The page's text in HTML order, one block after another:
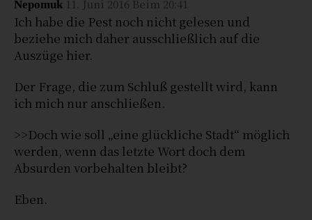
Nepomuk 11. Juni 2016 Beim 20:41
Ich habe die Pest noch nicht gelesen und
beziehe mich daher ausschließlich auf die
Auszüge hier.
Der Frage, die zum Schluß gestellt wird, kann
ich mich nur anschließen.
>>Doch wie soll „eine glückliche Stadt“ möglich
werden, wenn das letzte Wort doch dem
Absurden vorbehalten bleibt?
Eben.